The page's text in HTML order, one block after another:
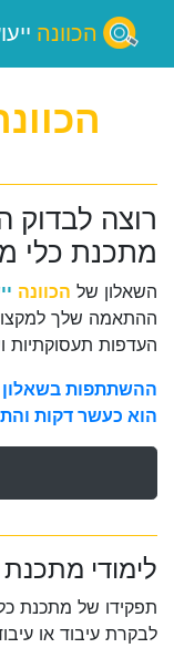
הכוונה
רוצה לבדוק
מתכנת כלי
השאלון של הכוונה
ההתאמה שלך
העדפות תעסוקתיות
ההשתתפות בשאלון
הוא כעשר דקות
לימודי
תפקידו של מתכנת
לבקרת עיבוד או